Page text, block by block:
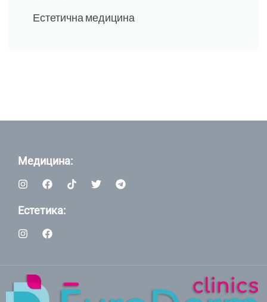
Естетична медицина
Медицина:
Естетика: